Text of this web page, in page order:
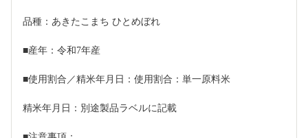
品種：あきたこまち ひとめぼれ
■産年：令和7年産
■使用割合／精米年月日：使用割合：単一原料米
精米年月日：別途製品ラベルに記載